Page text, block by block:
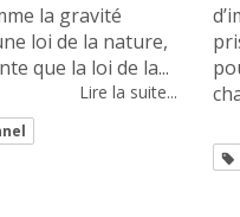
la gravité
loi de la nature,
que la loi de la...
Lire la suite...